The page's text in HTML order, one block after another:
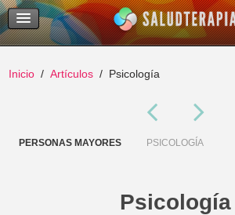
Temas Recientes
Buscar
Inicio Artículos Psicología
PSICOLOGÍA
PERSONAS MAYORES
Psicología